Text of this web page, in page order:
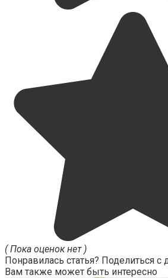
( Пока оценок нет )
Понравилась статья? Поделиться с
Вам также может быть интересно